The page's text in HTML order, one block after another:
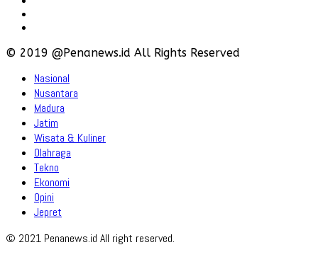
© 2019 @Penanews.id All Rights Reserved
Nasional
Nusantara
Madura
Jatim
Wisata & Kuliner
Olahraga
Tekno
Ekonomi
Opini
Jepret
© 2021 Penanews.id All right reserved.